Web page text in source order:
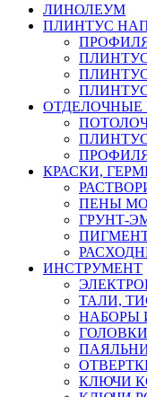
ЛИНОЛЕУМ
ПЛИНТУС
КРАСКИ,
ПЕНЫ
ГРУНТ-
ИНСТРУМЕНТ
ТАЛИ,
НАБОРЫ
КЛЮЧИ